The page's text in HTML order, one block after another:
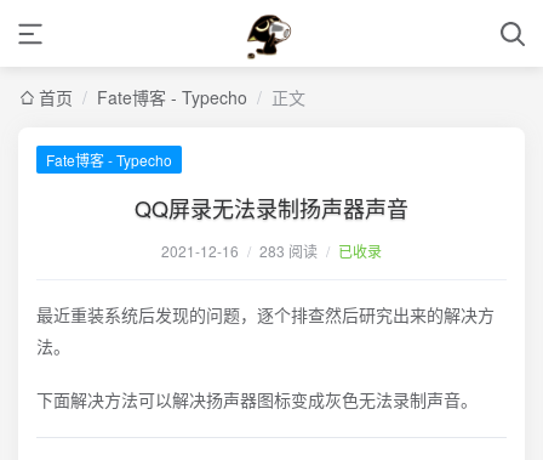
首页 / Fate博客 - Typecho / 正文
Fate博客 - Typecho
QQ屏录无法录制扬声器声音
2021-12-16 / 283 阅读 / 已收录
最近重装系统后发现的问题，逐个排查然后研究出来的解决方
法。
下面解决方法可以解决扬声器图标变成灰色无法录制声音。